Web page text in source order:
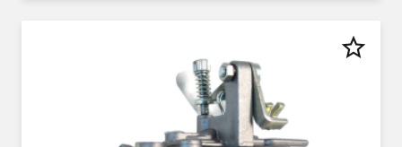
star_border